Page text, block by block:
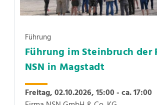
Führung
Führung im Steinbruch der
NSN in Magstadt
Freitag, 02.10.2026,15:00 - ca. 17:00